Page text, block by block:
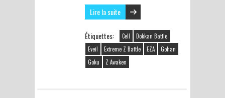
Lire la suite
Étiquettes: Cell
Dokkan Battle
Eveil
Extreme Z Battle EZA
Gohan
Goku
Z Awaken